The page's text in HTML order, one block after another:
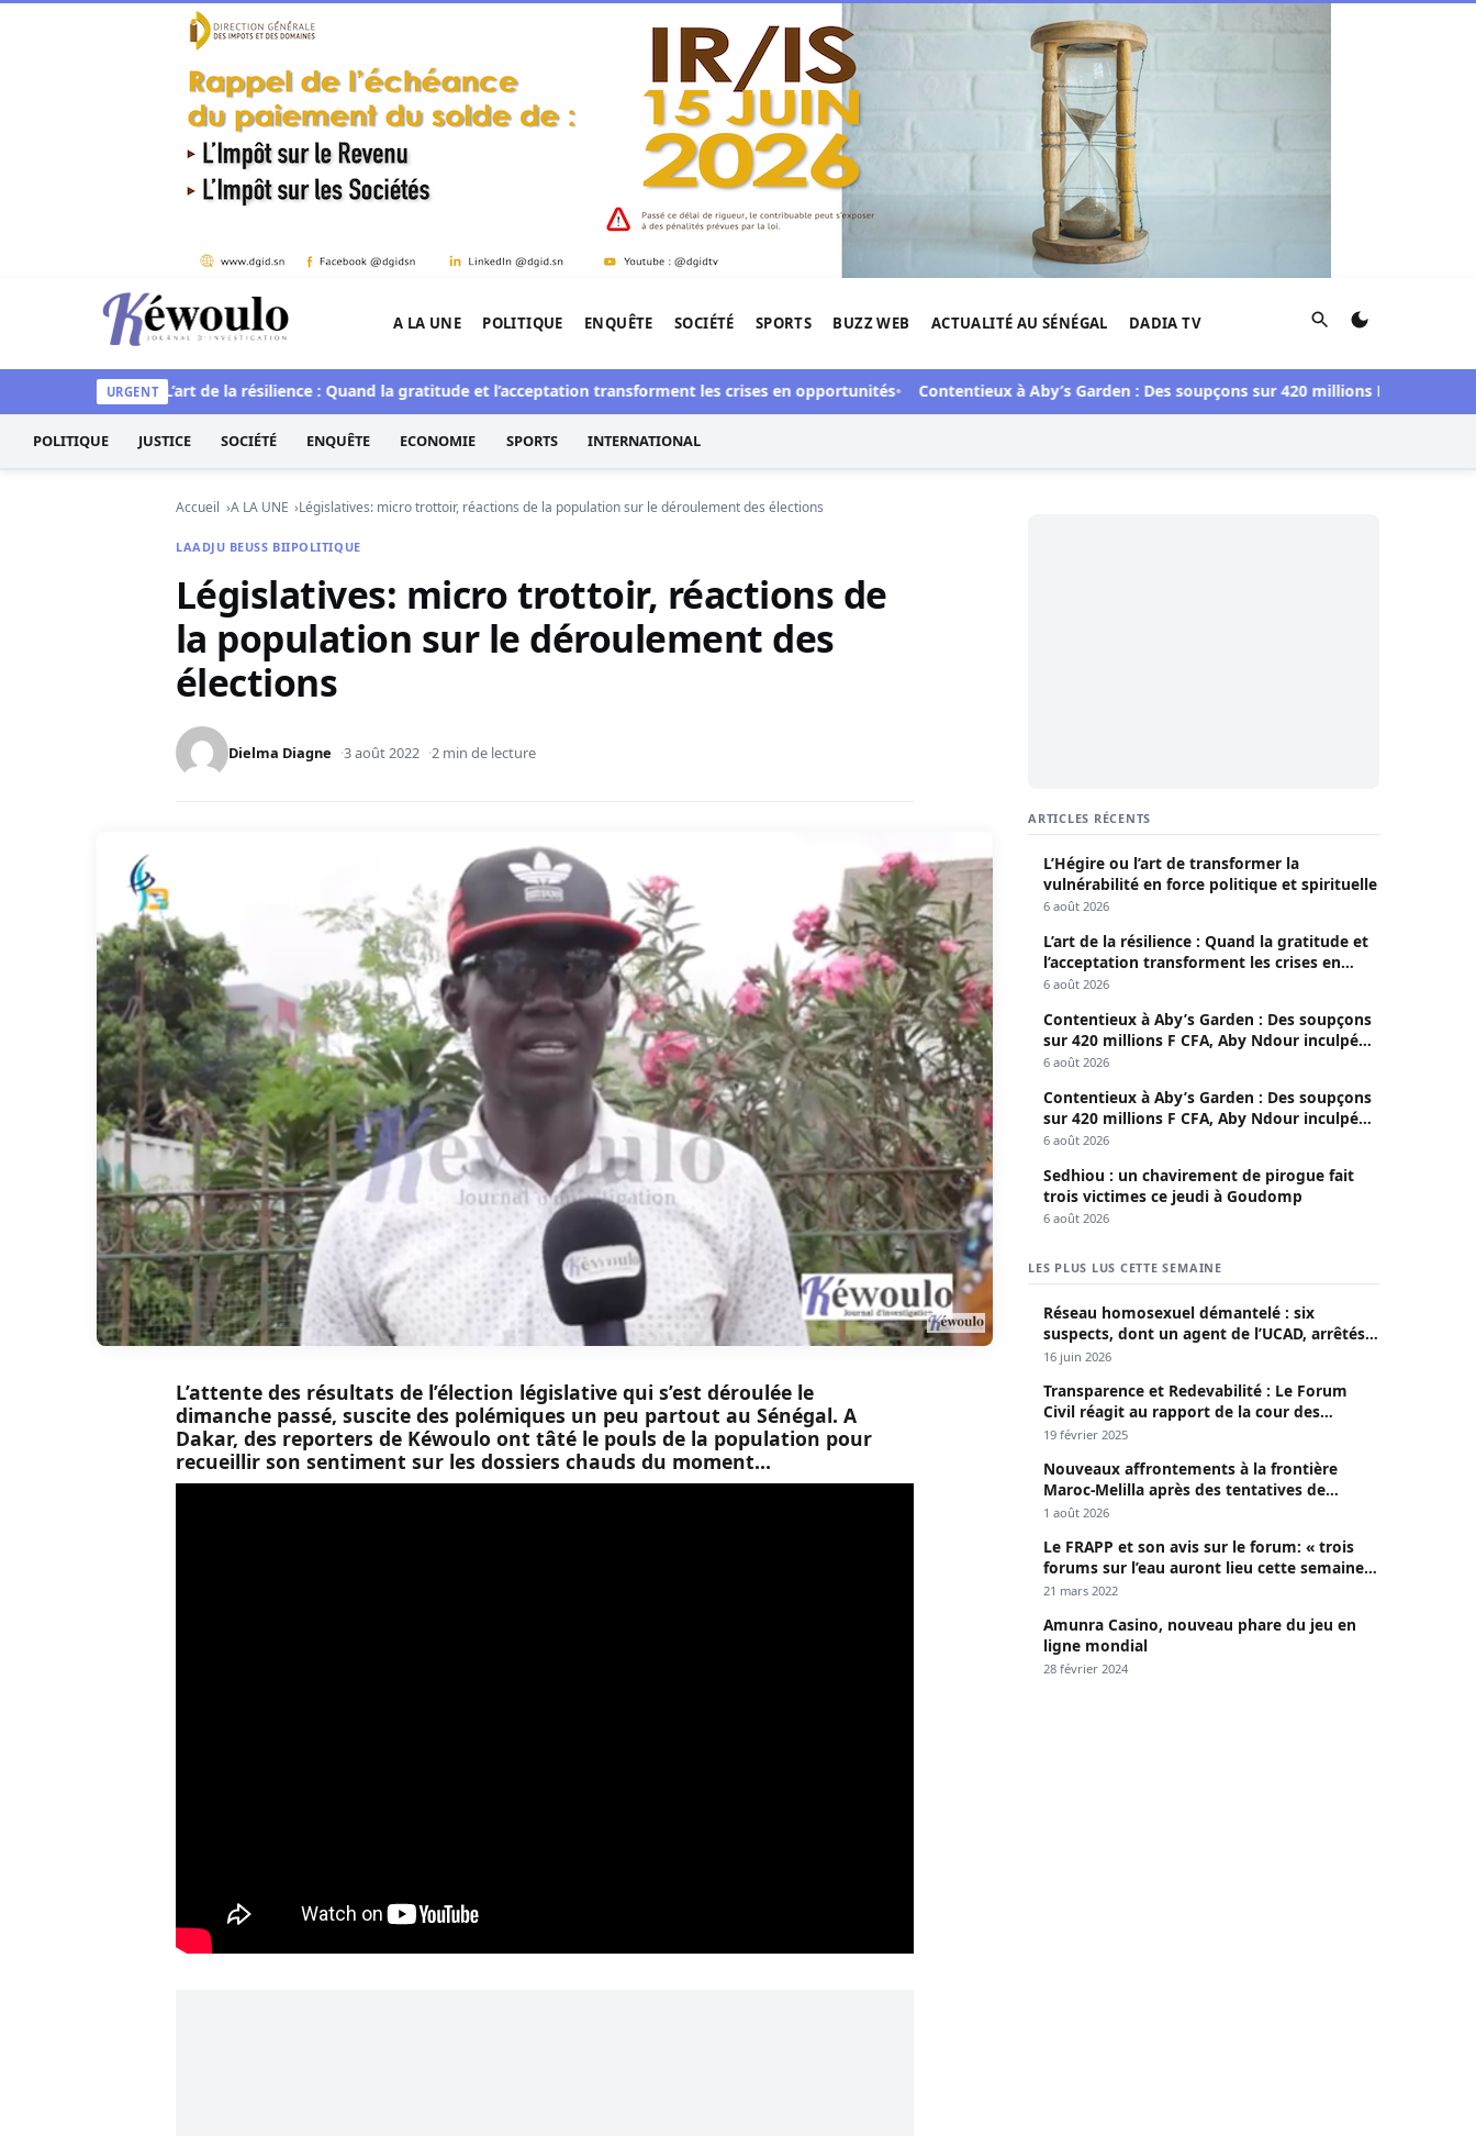
Aller au contenu
Kéwoulo, le premier site d'information et d'investigation de l'Afrique.
A LA UNE POLITIQUE ENQUÊTE SOCIÉTÉ SPORTS BUZZ WEB ACTUALITÉ AU SÉNÉGAL DADIA TV Rechercher
URGENT
L’art de la résilience : Quand la gratitude et l’acceptation transforment les crises en opportunités Contentieux à Aby’s Garden : Des soupçons sur 420 millions F CFA, Aby Ndour
POLITIQUE JUSTICE SOCIÉTÉ ENQUÊTE ECONOMIE SPORTS INTERNATIONAL
Accueil A LA UNE Législatives: micro trottoir, réactions de la population sur le déroulement des élections
LAADJU BEUSS BIIPOLITIQUE
Législatives: micro trottoir, réactions de
la population sur le déroulement des
élections
Dielma Diagne 3 août 2022 2 min de lecture
L’attente des résultats de l’élection législative qui s’est déroulée le
dimanche passé, suscite des polémiques un peu partout au Sénégal. A
Dakar, des reporters de Kéwoulo ont tâté le pouls de la population pour
recueillir son sentiment sur les dossiers chauds du moment…
ARTICLES RÉCENTS
L’Hégire ou l’art de transformer la
vulnérabilité en force politique et spirituelle
6 août 2026
L’art de la résilience : Quand la gratitude et
l’acceptation transforment les crises en
opportunités
6 août 2026
Contentieux à Aby’s Garden : Des soupçons
sur 420 millions F CFA, Aby Ndour inculpée
pour abus de biens sociaux
6 août 2026
Contentieux à Aby’s Garden : Des soupçons
sur 420 millions F CFA, Aby Ndour inculpée
pour abus de biens sociaux
6 août 2026
Sedhiou : un chavirement de pirogue fait
trois victimes ce jeudi à Goudomp
6 août 2026
LES PLUS LUS CETTE SEMAINE
Réseau homosexuel démantelé : six
suspects, dont un agent de l’UCAD, arrêtés à
Keur Massar ; l’un avoue avoir propagé le
16 juin 2026
Transparence et Redevabilité : Le Forum
Civil réagit au rapport de la cour des
comptes
19 février 2025
Nouveaux affrontements à la frontière
Maroc-Melilla après des tentatives de
passage
1 août 2026
Le FRAPP et son avis sur le forum: « trois
forums sur l’eau auront lieu cette semaine à
Dakar »
21 mars 2022
Amunra Casino, nouveau phare du jeu en
ligne mondial
28 février 2024